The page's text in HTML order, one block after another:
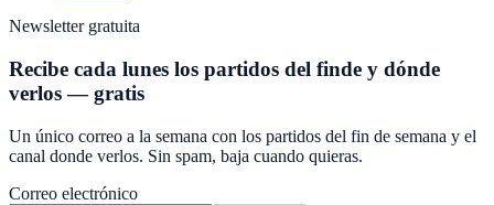
Newsletter gratuita
Recibe cada lunes los partidos del finde y dónde
verlos — gratis
Un único correo a la semana con los partidos del fin de semana y el
canal donde verlos. Sin spam, baja cuando quieras.
Correo electrónico